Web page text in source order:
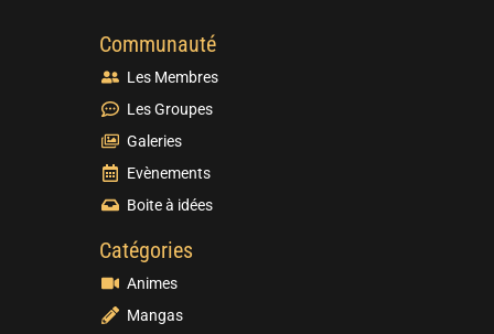
Communauté
Les Membres
Les Groupes
Galeries
Evènements
Boite à idées
Catégories
Animes
Mangas